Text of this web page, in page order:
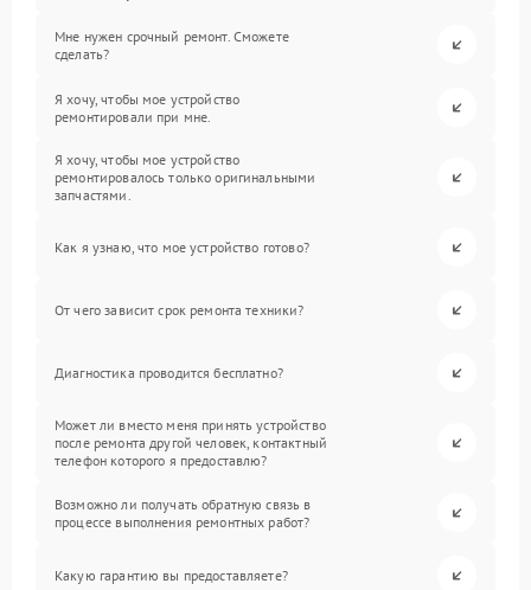
Мне нужен срочный ремонт. Сможете
сделать?
Я хочу, чтобы мое устройство
ремонтировали при мне.
Я хочу, чтобы мое устройство
ремонтировалось только оригинальными
запчастями.
Как я узнаю, что мое устройство готово?
От чего зависит срок ремонта техники?
Диагностика проводится бесплатно?
Может ли вместо меня принять устройство
после ремонта другой человек, контактный
телефон которого я предоставлю?
Возможно ли получать обратную связь в
процессе выполнения ремонтных работ?
Какую гарантию вы предоставляете?